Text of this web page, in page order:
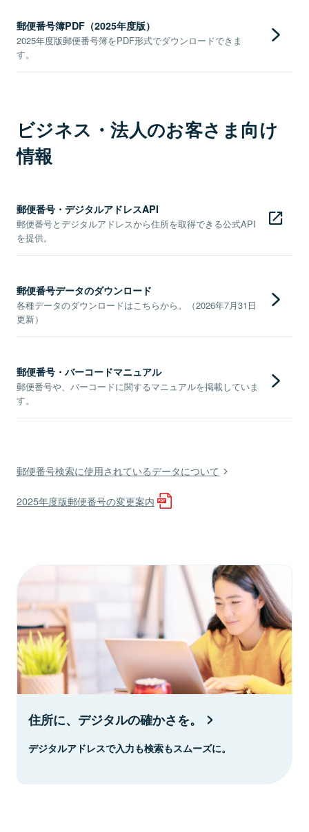
郵便番号簿PDF（2025年度版）
2025年度版郵便番号簿をPDF形式でダウンロードできま
す。
ビジネス・法人のお客さま向け
情報
郵便番号・デジタルアドレスAPI
郵便番号とデジタルアドレスから住所を取得できる公式API
を提供。
郵便番号データのダウンロード
各種データのダウンロードはこちらから。（2026年7月31日
更新）
郵便番号・バーコードマニュアル
郵便番号や、バーコードに関するマニュアルを掲載していま
す。
郵便番号検索に使用されているデータについて
2025年度版郵便番号の変更案内
住所に、デジタルの確かさを。
デジタルアドレスで入力も検索もスムーズに。